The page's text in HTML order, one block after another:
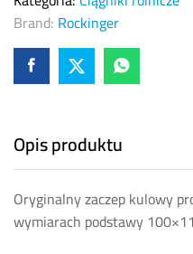
Brand: Rockinger
Opis produktu
Oryginalny zaczep kulowy
wymiarach podstawy